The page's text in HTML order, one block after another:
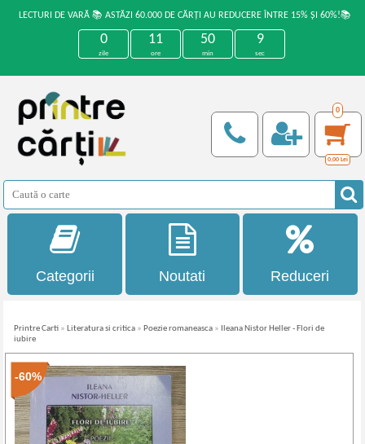
LECTURI DE VARĂ 📚 ASTĂZI 60.000 DE CĂRȚI AU REDUCERE ÎNTRE 15% ȘI 60%!📚
0
zile
11
ore
50
min
8
sec
0
0,00 Lei
Categorii Noutati Reduceri
Printre Carti » Literatura si critica » Poezie romaneasca »
Ileana Nistor Heller - Flori de
iubire
-60%